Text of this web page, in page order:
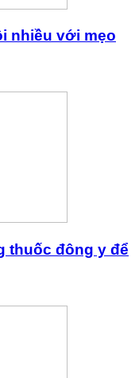
nhiều với mẹo
thuốc đông y để